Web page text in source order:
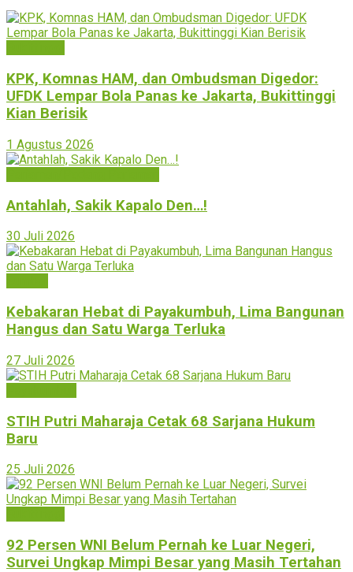
KPK, Komnas HAM, dan Ombudsman Digedor:
UFDK Lempar Bola Panas ke Jakarta, Bukittinggi
Kian Berisik
1 Agustus 2026
Antahlah, Sakik Kapalo Den…!
30 Juli 2026
Kebakaran Hebat di Payakumbuh, Lima Bangunan
Hangus dan Satu Warga Terluka
27 Juli 2026
STIH Putri Maharaja Cetak 68 Sarjana Hukum
Baru
25 Juli 2026
92 Persen WNI Belum Pernah ke Luar Negeri,
Survei Ungkap Mimpi Besar yang Masih Tertahan